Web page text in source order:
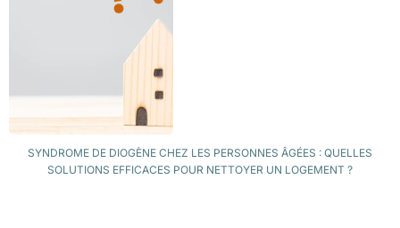
SYNDROME DE DIOGÈNE CHEZ LES PERSONNES ÂGÉES : QUELLES
SOLUTIONS EFFICACES POUR NETTOYER UN LOGEMENT ?